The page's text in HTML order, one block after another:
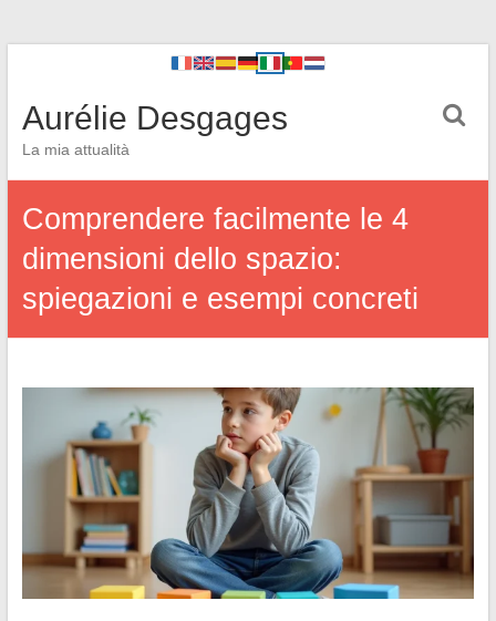
Aurélie Desgages
La mia attualità
Comprendere facilmente le 4
dimensioni dello spazio:
spiegazioni e esempi concreti